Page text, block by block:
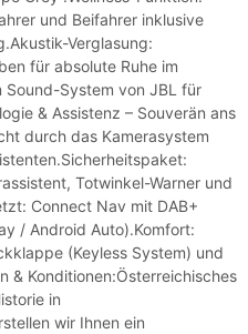
und Beifahrer inklusive
Verglasung:
für absolute Ruhe im
Sound-System von JBL für
& Assistenz – Souverän ans
durch das Kamerasystem
Totwinkel-Warner und
Connect Nav mit DAB+
/ Android Auto).Komfort:
(Keyless System) und
& Konditionen:Österreichisches
in
wir Ihnen ein